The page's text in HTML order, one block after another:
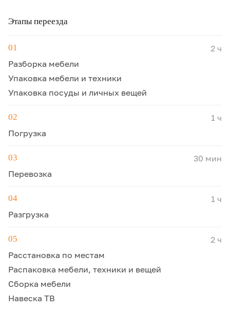
Этапы переезда
01
Разборка мебели
Упаковка мебели и техники
Упаковка посуды и личных вещей
2 ч
02
Погрузка
1 ч
03
Перевозка
30 мин
04
Разгрузка
1 ч
05
Расстановка по местам
Распаковка мебели, техники и вещей
Сборка мебели
Навеска ТВ
2 ч